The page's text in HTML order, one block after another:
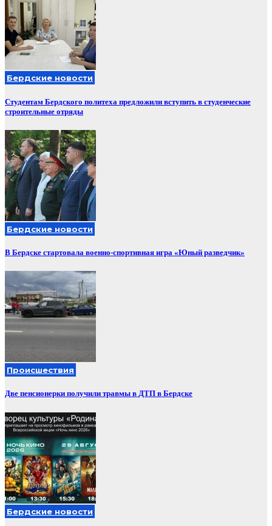
Бердские новости
Студентам Бердского политеха предложили вступить в студенческие
строительные отряды
Бердские новости
В Бердске стартовала военно-спортивная игра «Юный разведчик»
Происшествия
Две пенсионерки получили травмы в ДТП в Бердске
Бердские новости